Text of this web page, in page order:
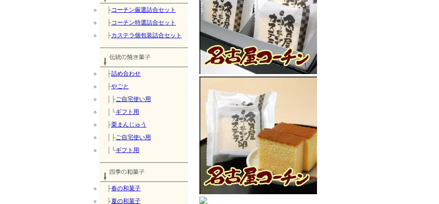
├コーチン厳選詰合セット
├コーチン特選詰合セット
├カステラ個包装詰合セット
├詰め合わせ
├やごと
│├ご自宅使い用
│└ギフト用
├栗まんじゅう
│├ご自宅使い用
│└ギフト用
├春の和菓子
├夏の和菓子